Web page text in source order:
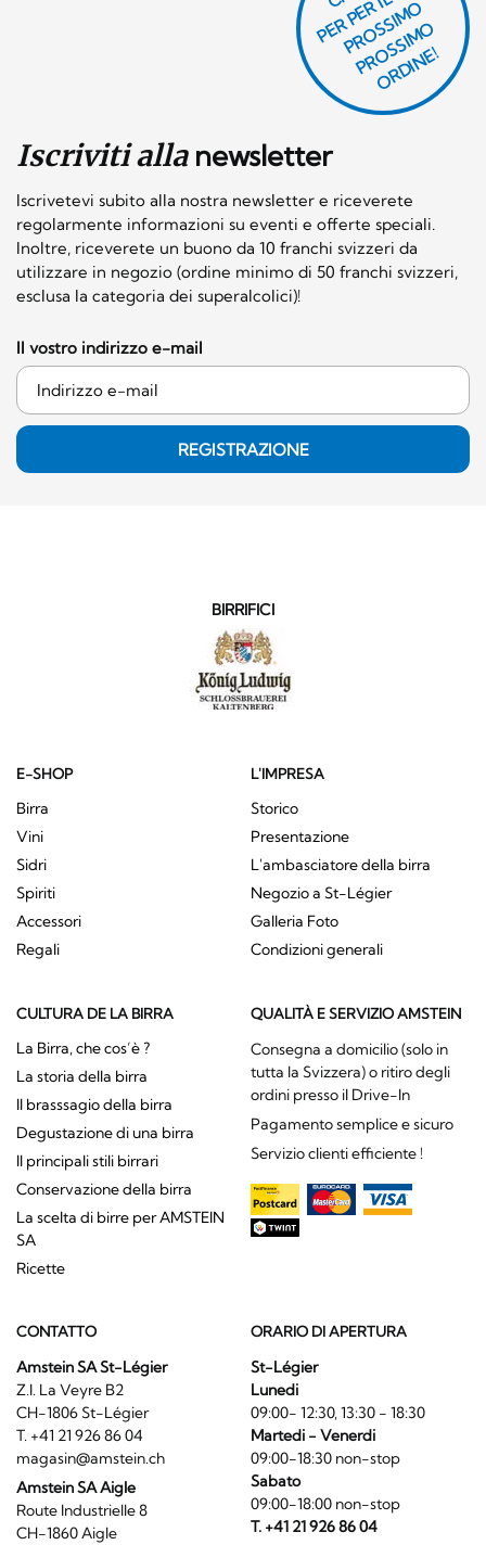
Iscriviti allanewsletter
Iscrivetevi subito alla nostra newsletter e riceverete
regolarmente informazioni su eventi e offerte speciali.
Inoltre, riceverete un buono da 10 franchi svizzeri da
utilizzare in negozio (ordine minimo di 50 franchi svizzeri,
esclusa la categoria dei superalcolici)!
E
S
O
O
O
E!
Il vostro indirizzo e-mail
REGISTRAZIONE
BIRRIFICI
E-SHOP
Birra
Vini
Sidri
Spiriti
Accessori
Regali
L'IMPRESA
Storico
Presentazione
L'ambasciatore della birra
Negozio a St-Légier
Galleria Foto
Condizioni generali
CULTURA DE LA BIRRA
La Birra, che cos’è ?
La storia della birra
Il brasssagio della birra
Degustazione di una birra
Il principali stili birrari
Conservazione della birra
La scelta di birre per AMSTEIN
SA
Ricette
QUALITÀ E SERVIZIO AMSTEIN
Consegna a domicilio (solo in
tutta la Svizzera) o ritiro degli
ordini presso il Drive-In
Pagamento semplice e sicuro
Servizio clienti efficiente !
CONTATTO
Amstein SA St-Légier
Z.I. La Veyre B2
CH-1806 St-Légier
T. +41 21 926 86 04
magasin@amstein.ch
Amstein SA Aigle
Route Industrielle 8
CH-1860 Aigle
ORARIO DI APERTURA
St-Légier
Lunedi
09:00- 12:30, 13:30 - 18:30
Martedi - Venerdi
09:00-18:30 non-stop
Sabato
09:00-18:00 non-stop
T. +41 21 926 86 04